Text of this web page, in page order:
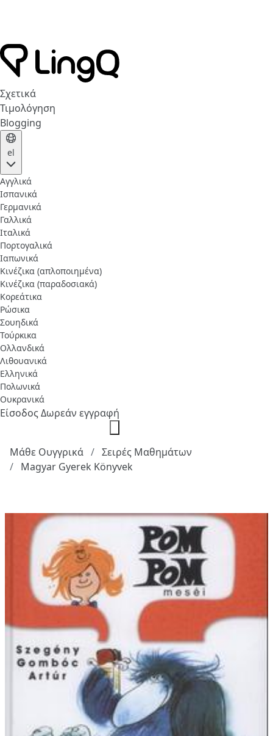
Σχετικά
Τιμολόγηση
Blogging
el
Αγγλικά
Ισπανικά
Γερμανικά
Γαλλικά
Ιταλικά
Πορτογαλικά
Ιαπωνικά
Κινέζικα (απλοποιημένα)
Κινέζικα (παραδοσιακά)
Κορεάτικα
Ρώσικα
Σουηδικά
Τούρκικα
Ολλανδικά
Λιθουανικά
Ελληνικά
Πολωνικά
Ουκρανικά
ΕίσοδοςΔωρεάν εγγραφή
Μάθε Ουγγρικά
Σειρές Μαθημάτων
Magyar Gyerek Könyvek